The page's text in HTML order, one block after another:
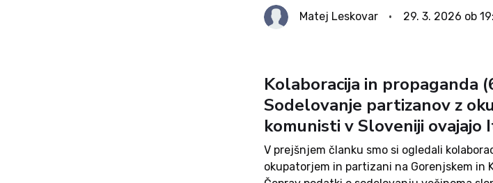
nasprotnike ovajali okupatorju in jih
spretno ovaduško akcijo so se...
Matej Leskovar 29. 3. 2026 ob
Kolaboracija in propaganda
Sodelovanje partizanov z
komunisti v Sloveniji ovajajo
V prejšnjem članku smo si ogledali
okupatorjem in partizani na Gorenjskem in